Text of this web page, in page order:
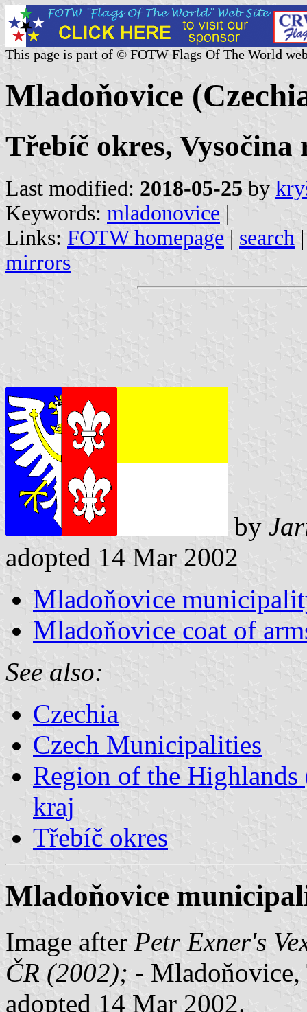
This page is part of © FOTW Flags Of The World
Mladoňovice
Třebíč okres, Vysočina
Last modified: 2018-05-25 by
Keywords: mladonovice |
Links: FOTW homepage | search
mirrors
by
adopted 14 Mar 2002
Mladoňovice
Mladoňovice coat of
See also:
Czechia
Czech Municipalities
Region of the
kraj
Třebíč okres
Mladoňovice
Image after Petr Exner's
ČR (2002); -
adopted 14 Mar 2002.